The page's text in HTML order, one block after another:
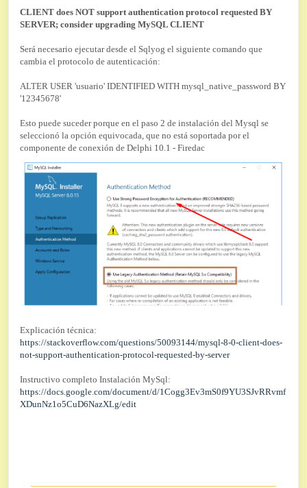
CLIENT does NOT support authentication protocol requested BY
SERVER; consider upgrading MySQL CLIENT
Será necesario ejecutar desde el Sqlyog el siguiente comando que
cambia el protocolo de autenticación:
ALTER USER 'usuario' IDENTIFIED WITH mysql_native_password BY
'12345678'
Esto puede suceder porque en el paso 2 de instalación del Mysql se
seleccionó la opción equivocada, que no está soportada por el
componente de conexión de Delphi 10.1 - Firedac
Explicación técnica:
https://stackoverflow.com/questions/50093144/mysql-8-0-client-does-
not-support-authentication-protocol-requested-by-server
Instructivo completo Instalación MySql:
https://docs.google.com/document/d/1Cogg3Ev3mS0f9YU3SJvRRvmf
XDunNz1o5CuD6NazXLg/edit